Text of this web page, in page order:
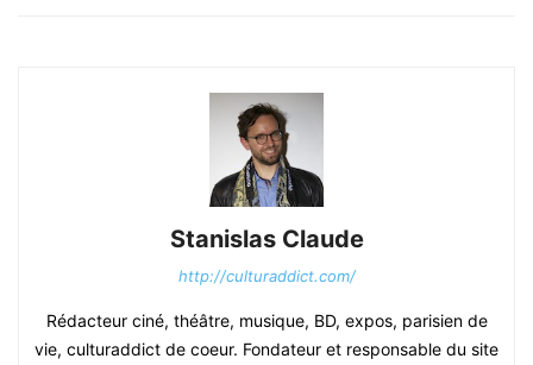
Stanislas Claude
http://culturaddict.com/
Rédacteur ciné, théâtre, musique, BD, expos, parisien de
vie, culturaddict de coeur. Fondateur et responsable du site